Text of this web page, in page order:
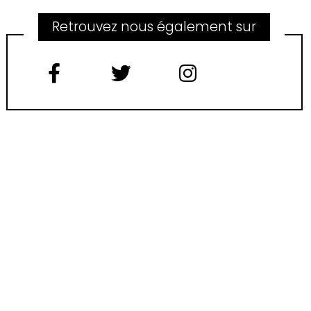
Retrouvez nous également sur